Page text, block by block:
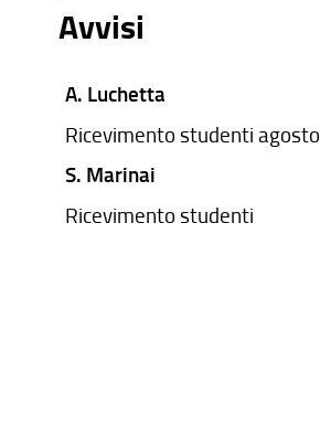
Avvisi
A. Luchetta
Ricevimento studenti agosto
S. Marinai
Ricevimento studenti